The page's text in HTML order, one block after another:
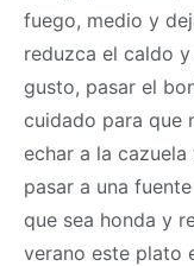
fuego, medio y
reduzca el caldo
gusto, pasar el
cuidado para que
echar a la
pasar a una
que sea honda y
verano este plato